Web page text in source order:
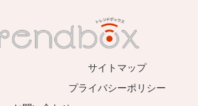
サイトマップ
プライバシーポリシー